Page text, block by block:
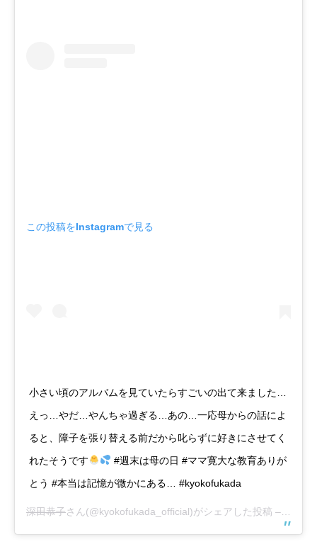
この投稿をInstagramで見る
小さい頃のアルバムを見ていたらすごいの出て来ました…
えっ…やだ…やんちゃ過ぎる…あの…一応母からの話によ
ると、障子を張り替える前だから叱らずに好きにさせてく
れたそうです
#週末は母の日 #ママ寛大な教育ありが
とう #本当は記憶が微かにある… #kyokofukada
深田恭子さん(@kyokofukada_official)がシェアした投稿 –